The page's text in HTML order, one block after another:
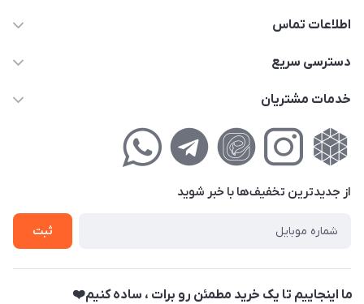
اطلاعات تماس
02177111474
کوچه گلریز 4 غربی ، پلاک 13
دسترسی سریع
حساب کاربری
لیست محصولات
خدمات مشتریان
راهنمای‌خرید‌آنلاین
حریم خصوصی
فروش‌اقساطی
از جدید‌ترین تخفیف‌ها با‌ خبر شوید
ثبت
ما اینجاییم تا یک خرید مطمئن رو برات ، ساده کنیم❤️